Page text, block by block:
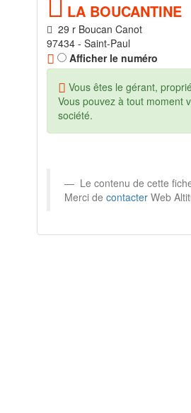
LA BOUCANTINE
29 r Boucan Canot
97434 - Saint-Paul
Afficher le numéro
Vous êtes le gérant,
Vous pouvez à tout moment
société.
Le contenu de cette
Merci de contacter Web